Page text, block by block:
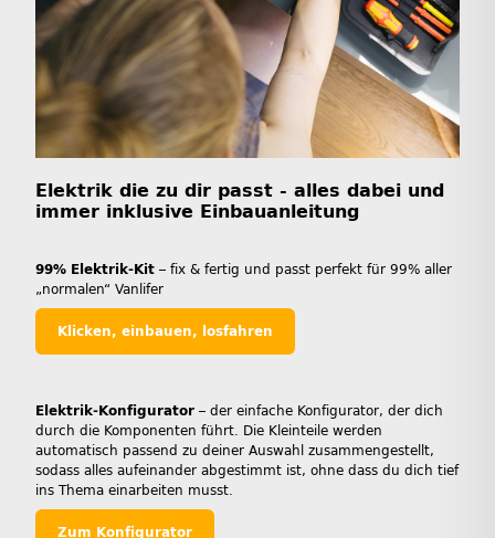
Elektrik die zu dir passt - alles dabei und
immer inklusive Einbauanleitung
99% Elektrik-Kit – fix & fertig und passt perfekt für 99% aller
„normalen“ Vanlifer
Klicken, einbauen, losfahren
Elektrik-Konfigurator – der einfache Konfigurator, der dich
durch die Komponenten führt. Die Kleinteile werden
automatisch passend zu deiner Auswahl zusammengestellt,
sodass alles aufeinander abgestimmt ist, ohne dass du dich tief
ins Thema einarbeiten musst.
Zum Konfigurator